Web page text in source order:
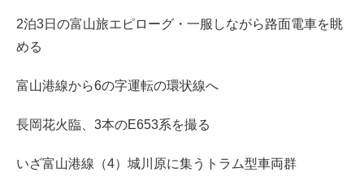
2泊3日の富山旅エピローグ・一服しながら路面電車を眺
める
富山港線から6の字運転の環状線へ
長岡花火臨、3本のE653系を撮る
いざ富山港線（4）城川原に集うトラム型車両群